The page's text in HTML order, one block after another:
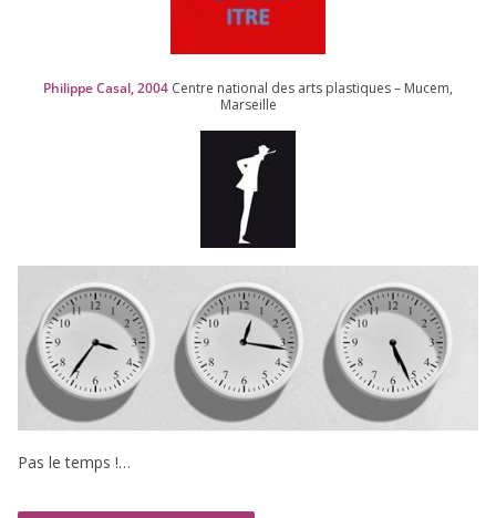
Philippe Casal,2004 Centre natio­nal des arts plas­tiques – Mucem,
Marseille
Pas le temps !…